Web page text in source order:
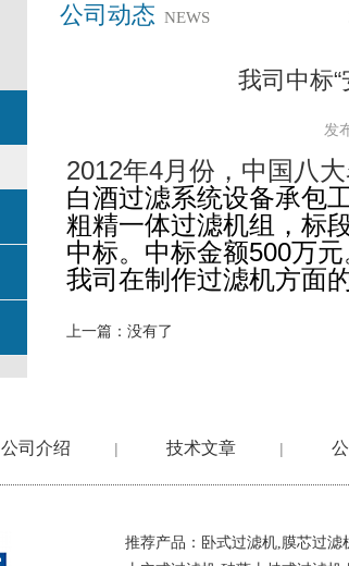
公司动态 NEWS
我司中标
发
2012年4月份，中国八
白酒过滤系统设备承包
粗精一体过滤机组，标
中标。中标金额500万
我司在制作过滤机方面的
上一篇：没有了
公司介绍 | 技术文章 |
推荐产品： 卧式过滤机,膜芯过滤